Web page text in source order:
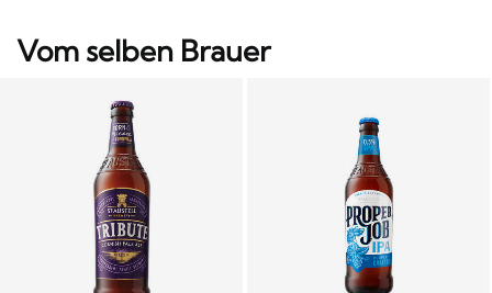
Vom selben Brauer